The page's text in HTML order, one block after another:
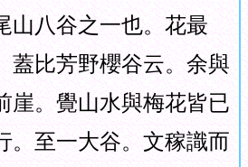
八谷之一也。花最
蓋比芳野櫻谷云。余與
崖。覺山水與梅花皆已
。至一大谷。文稼識而